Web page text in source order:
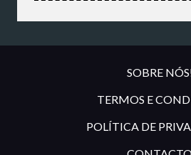
SOBRE
TERMOS E
POLÍTICA DE